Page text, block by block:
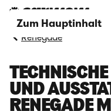
Zum Hauptinhalt
Renegade
TECHNISCHE
ND
ENEGADE